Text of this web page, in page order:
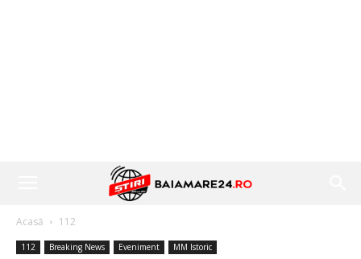
Acasă 112
112 Breaking News Eveniment MM Istoric